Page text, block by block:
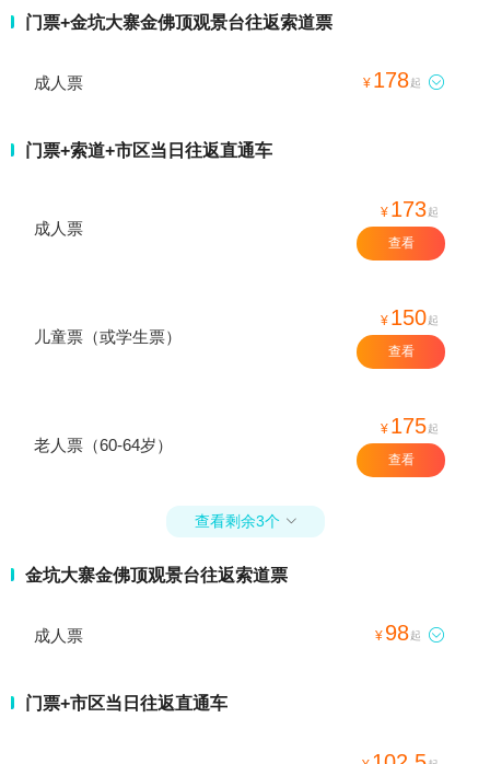
门票+金坑大寨金佛顶观景台往返索道票
成人票 ¥ 178起 
门票+索道+市区当日往返直通车
成人票
¥ 173起
查看
儿童票（或学生票）
¥ 150起
查看
老人票（60-64岁）
¥ 175起
查看
查看剩余3个 
金坑大寨金佛顶观景台往返索道票
成人票 ¥ 98起 
门票+市区当日往返直通车